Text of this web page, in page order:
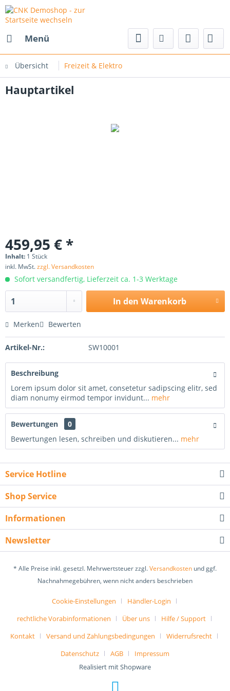
Menü
Übersicht Freizeit & Elektro
Hauptartikel
459,95 € *
Inhalt: 1 Stück
inkl. MwSt.zzgl. Versandkosten
Sofort versandfertig, Lieferzeit ca. 1-3 Werktage
In den Warenkorb
Merken Bewerten
Artikel-Nr.: SW10001
Beschreibung
Lorem ipsum dolor sit amet, consetetur sadipscing elitr, sed
diam nonumy eirmod tempor invidunt... mehr
Bewertungen
0
Bewertungen lesen, schreiben und diskutieren... mehr
Service Hotline
Shop Service
Informationen
Newsletter
* Alle Preise inkl. gesetzl. Mehrwertsteuer zzgl.Versandkosten und ggf.
Nachnahmegebühren, wenn nicht anders beschrieben
Cookie-Einstellungen
Händler-Login
rechtliche Vorabinformationen
Über uns
Hilfe / Support
Kontakt
Versand und Zahlungsbedingungen
Widerrufsrecht
Datenschutz
AGB
Impressum
Realisiert mit Shopware